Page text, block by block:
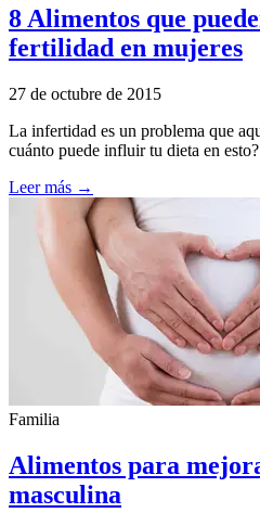
8 Alimentos que
fertilidad en mujeres
27 de octubre de 2015
La infertidad es un problema que
cuánto puede influir tu dieta en
Leer más →
Familia
Alimentos para
masculina